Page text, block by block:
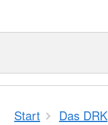
Start Das DRK